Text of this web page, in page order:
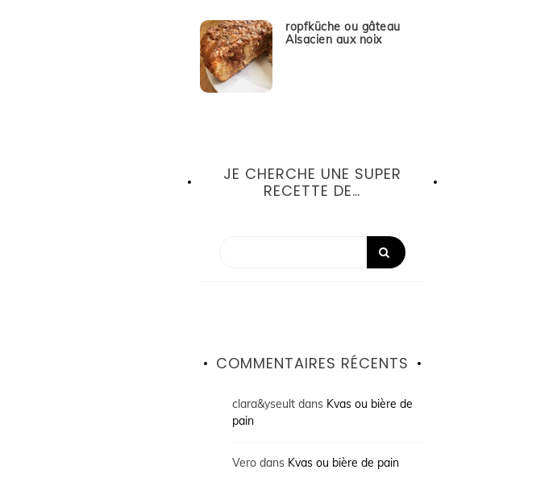
ropfküche ou gâteau
Alsacien aux noix
JE CHERCHE UNE SUPER
RECETTE DE…
COMMENTAIRES RÉCENTS
clara&yseult dans Kvas ou bière de
pain
Vero dans Kvas ou bière de pain